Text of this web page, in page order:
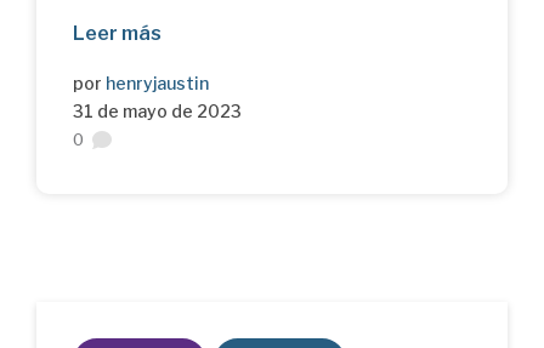
Leer más
por henryjaustin
31 de mayo de 2023
0